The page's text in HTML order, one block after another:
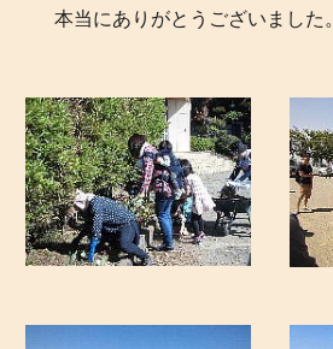
本当にありがとうございました。